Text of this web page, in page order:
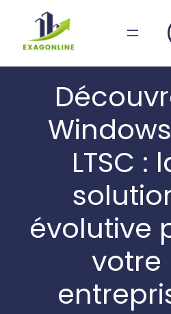
content
LTSC :
évolutive
votre